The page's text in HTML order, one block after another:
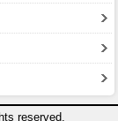
reserved.